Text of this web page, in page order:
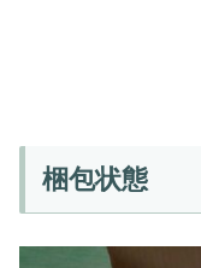
梱包状態